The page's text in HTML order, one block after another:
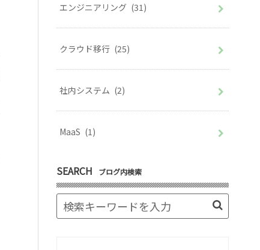
エンジニアリング (31)
クラウド移行 (25)
社内システム (2)
MaaS (1)
SEARCH ブログ内検索